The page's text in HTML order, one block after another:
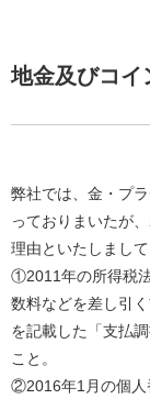
地金及びコイ
弊社では、金・プ
っておりまいたが
理由といたしまして
①2011年の所得税
数料などを差し引
を記載した「支払
こと。
②2016年1月の個人